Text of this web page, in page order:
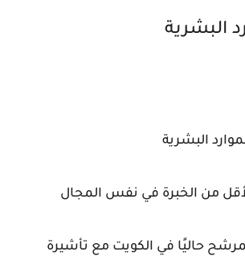
البشرية
البشرية
حاليًا في الكويت مع تأشيرة